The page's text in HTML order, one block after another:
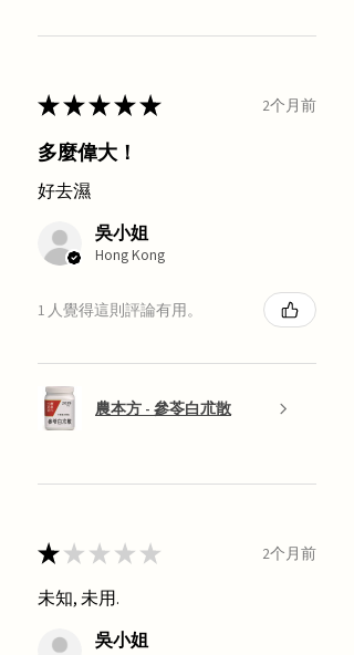
★★★★★ 2个月前
多麼偉大！
好去濕
吳小姐
Hong Kong
1 人覺得這則評論有用。
農本方 - 參苓白朮散
★★★★★ 2个月前
未知, 未用.
吳小姐